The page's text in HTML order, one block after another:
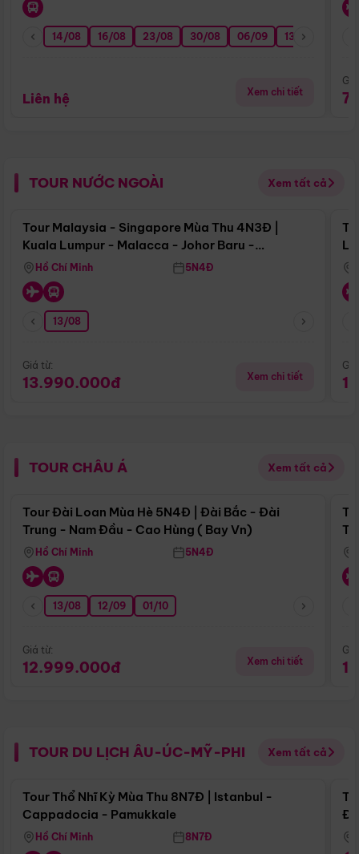
14/08 16/08 23/08 30/08 06/09 13/09
Liên hệ Xem chi tiết
TOUR NƯỚC NGOÀI Xem tất cả
Điểm nổi bật
Tour Malaysia - Singapore Mùa Thu 4N3Đ |
Kuala Lumpur - Malacca - Johor Baru -
Singapore
Hồ Chí Minh 5N4Đ
13/08
Giá từ:
13.990.000đ Xem chi tiết
TOUR CHÂU Á Xem tất cả
Điểm nổi bật
Tour Đài Loan Mùa Hè 5N4Đ | Đài Bắc - Đài
Trung - Nam Đầu - Cao Hùng ( Bay Vn)
Hồ Chí Minh 5N4Đ
13/08 12/09 01/10
Giá từ:
12.999.000đ Xem chi tiết
TOUR DU LỊCH ÂU-ÚC-MỸ-PHI Xem tất cả
Điểm nổi bật
Tour Thổ Nhĩ Kỳ Mùa Thu 8N7Đ | Istanbul -
Cappadocia - Pamukkale
Hồ Chí Minh 8N7Đ